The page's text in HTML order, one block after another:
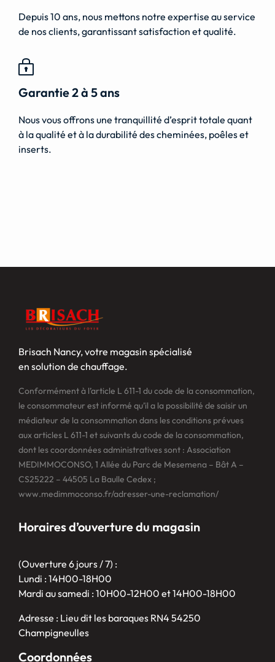
Depuis 10 ans, nous mettons notre expertise au service
de nos clients, garantissant satisfaction et qualité.
Garantie 2 à 5 ans
Nous vous offrons une tranquillité d’esprit totale quant
à la qualité et à la durabilité des cheminées, poêles et
inserts.
Brisach Nancy, votre magasin spécialisé
en solution de chauffage.
Conformément à l’article L 611-1 du code de la consommation,
le consommateur est informé qu’il a la possibilité de saisir un
médiateur de la consommation dans les conditions prévues
aux articles L 611-1 et suivants du code de la consommation,
dont les coordonnées administratives sont : Association
MEDIMMOCONSO, 1 Allée du Parc de Mesemena – Bât A –
CS25222 – 44505 La Baulle Cedex ;
www.medimmoconso.fr/adresser-une-reclamation/
Horaires d’ouverture du magasin
(Ouverture 6 jours / 7) :
Lundi : 14H00-18H00
Mardi au samedi : 10H00-12H00 et 14H00-18H00
Adresse : Lieu dit les baraques RN4 54250
Champigneulles
Coordonnées